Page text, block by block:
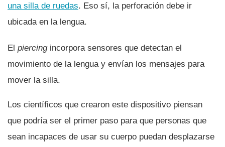
una silla de ruedas. Eso sí­, la perforación debe ir
ubicada en la lengua.
El piercingincorpora sensores que detectan el
movimiento de la lengua y enví­an los mensajes para
mover la silla.
Los cientí­ficos que crearon este dispositivo piensan
que podrí­a ser el primer paso para que personas que
sean incapaces de usar su cuerpo puedan desplazarse